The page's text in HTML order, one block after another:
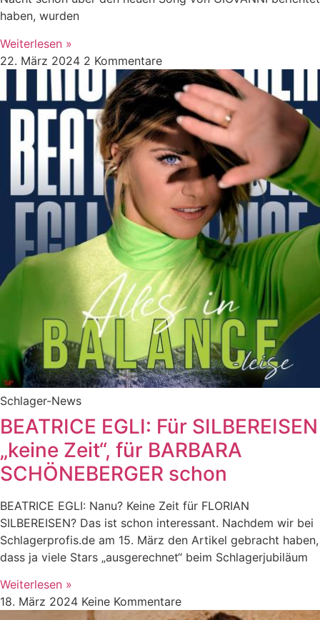
haben, wurden
Weiterlesen »
22. März 2024 2 Kommentare
Schlager-News
BEATRICE EGLI: Für SILBEREISEN
„keine Zeit“, für BARBARA
SCHÖNEBERGER schon
BEATRICE EGLI: Nanu? Keine Zeit für FLORIAN
SILBEREISEN? Das ist schon interessant. Nachdem wir bei
Schlagerprofis.de am 15. März den Artikel gebracht haben,
dass ja viele Stars „ausgerechnet“ beim Schlagerjubiläum
Weiterlesen »
18. März 2024 Keine Kommentare